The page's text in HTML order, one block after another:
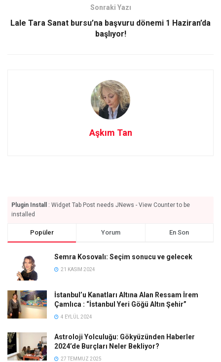
Sonraki Yazı
Lale Tara Sanat bursu’na başvuru dönemi 1 Haziran’da
başlıyor!
Aşkım Tan
Plugin Install
: Widget Tab Post needs JNews - View Counter to be
installed
Popüler Yorum En Son
Semra Kosovalı: Seçim sonucu ve gelecek
21 KASIM 2024
İstanbul’u Kanatları Altına Alan Ressam İrem
Çamlıca : “İstanbul Yeri Göğü Altın Şehir”
4 EYLÜL 2024
Astroloji Yolculuğu: Gökyüzünden Haberler
2024’de Burçları Neler Bekliyor?
27 TEMMUZ 2025